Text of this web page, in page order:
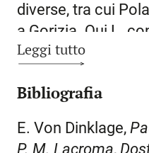
diverse, tra cui
a Gorizia. Qui L.
poco più che
da autodidatta.
avrebbe
Leggi tutto
Bibliografia
E. Von Dinklage,
P. M. Lacroma,